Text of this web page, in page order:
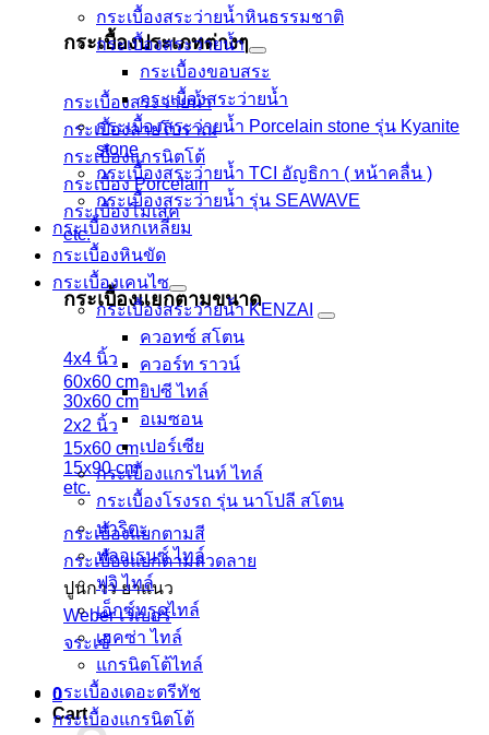
กระเบื้องประเภทต่างๆ
กระเบื้องสระว่ายน้ำ
กระเบื้องลายโบราณ
กระเบื้องแกรนิตโต้
กระเบื้อง Porcelain
กระเบื้องโมเสค
etc.
กระเบื้องแยกตามขนาด
4x4 นิ้ว
60x60 cm
30x60 cm
2x2 นิ้ว
15x60 cm
15x90 cm
etc.
กระเบื้องแยกตามสี
กระเบื้องแยกตามลวดลาย
ปูนกาว ยาแนว
Weber เวเบอร์
จระเข้
0
Cart
กระเบื้องสระว่ายน้ำหินธรรมชาติ
กระเบื้องสระว่ายนํ้า
กระเบื้องขอบสระ
กระเบื้องสระว่ายนํ้า
กระเบื้องสระว่ายนํ้า Porcelain stone รุ่น Kyanite
stone
กระเบื้องสระว่ายนํ้า TCI อัญธิกา ( หน้าคลื่น )
กระเบื้องสระว่ายนํ้า รุ่น SEAWAVE
กระเบื้องหกเหลี่ยม
กระเบื้องหินขัด
กระเบื้องเคนไซ
กระเบื้องสระว่ายน้ำ KENZAI
ควอทซ์ สโตน
ควอร์ท ราวน์
ยิปซี ไทล์
อเมซอน
เปอร์เซีย
กระเบื้องแกรไนท์ ไทล์
กระเบื้องโรงรถ รุ่น นาโปลี สโตน
นาริตะ
ฟลอเรนซ์ ไทล์
ฟูจิ ไทล์
เอ็กซ์ทรูดไทล์
เฮคซ่า ไทล์
แกรนิตโต้ไทล์
กระเบื้องเดอะตรีทัช
กระเบื้องแกรนิตโต้